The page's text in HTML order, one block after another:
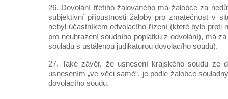
26. Dovolání třetího žalovaného má žalobce za
subjektivní přípustnosti žaloby pro zmatečnost v
nebyl účastníkem odvolacího řízení (které bylo proti
pro neuhrazení soudního poplatku z odvolání), má
souladu s ustálenou judikaturou dovolacího soudu).
27. Také závěr, že usnesení krajského soudu ze
usnesením „ve věci samé“, je podle žalobce
dovolacího soudu.